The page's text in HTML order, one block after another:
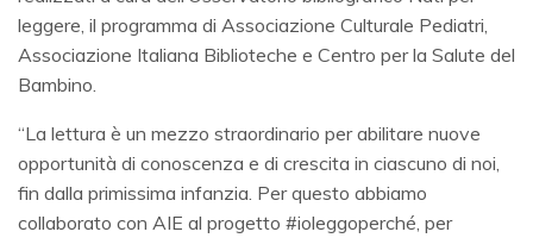
leggere, il programma di Associazione Culturale Pediatri,
Associazione Italiana Biblioteche e Centro per la Salute del
Bambino.
“La lettura è un mezzo straordinario per abilitare nuove
opportunità di conoscenza e di crescita in ciascuno di noi,
fin dalla primissima infanzia. Per questo abbiamo
collaborato con AIE al progetto #ioleggoperché, per